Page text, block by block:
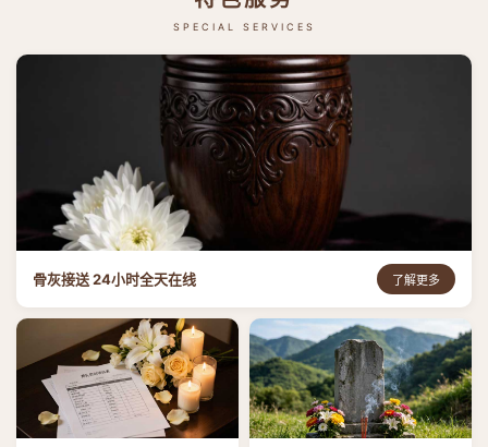
SPECIAL SERVICES
骨灰接送 24小时全天在线 了解更多